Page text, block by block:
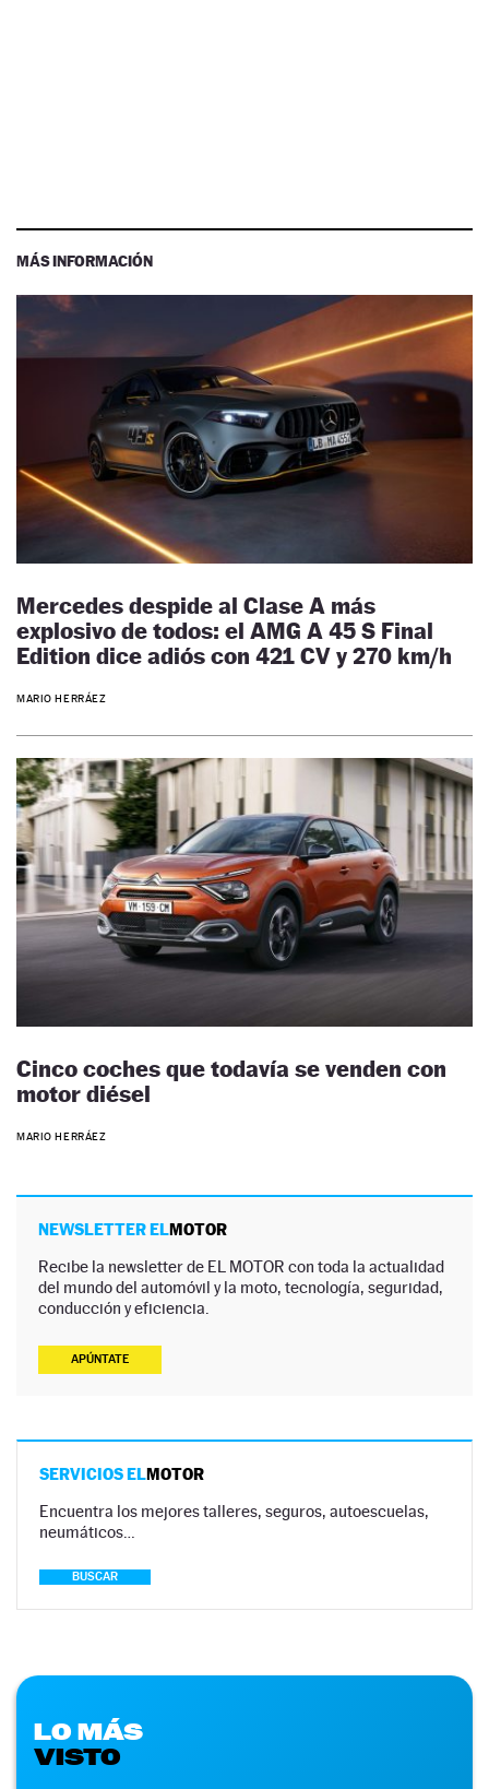
MÁS INFORMACIÓN
Mercedes despide al Clase A más
explosivo de todos: el AMG A 45 S Final
Edition dice adiós con 421 CV y 270 km/h
MARIO HERRÁEZ
Cinco coches que todavía se venden con
motor diésel
MARIO HERRÁEZ
NEWSLETTER ELMOTOR
Recibe la newsletter de EL MOTOR con toda la actualidad
del mundo del automóvil y la moto, tecnología, seguridad,
conducción y eficiencia.
APÚNTATE
SERVICIOS ELMOTOR
Encuentra los mejores talleres, seguros, autoescuelas,
neumáticos…
BUSCAR
LO MÁS
VISTO